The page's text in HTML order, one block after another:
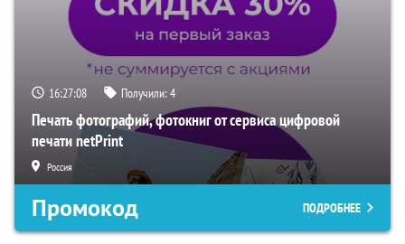
16:27:07 Получили:4
Печать фотографий, фотокниг от сервиса цифровой
печати netPrint
Россия
Промокод ПОДРОБНЕЕ